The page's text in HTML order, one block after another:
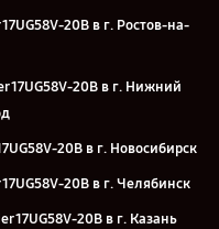
20B в г. Ростов-на-
17UG58V-20B в г. Нижний
20B в г. Новосибирск
20B в г. Челябинск
17UG58V-20B в г. Казань